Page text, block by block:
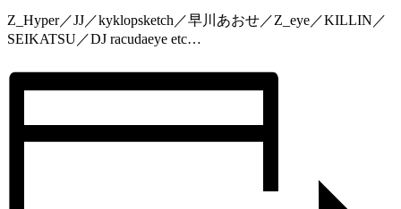
Z_Hyper／JJ／kyklopsketch／早川あおせ／Z_eye／KILLIN／
SEIKATSU／DJ racudaeye etc…